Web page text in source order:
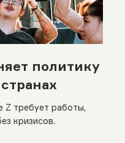
политику
Z требует работы,
кризисов.